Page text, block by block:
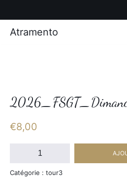
€8,00
quantité
2026_FSGT_Dimanche_tour3_016
Catégorie : tour3
Atramento
Photos